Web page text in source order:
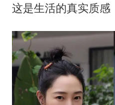
这是生活的真实质感